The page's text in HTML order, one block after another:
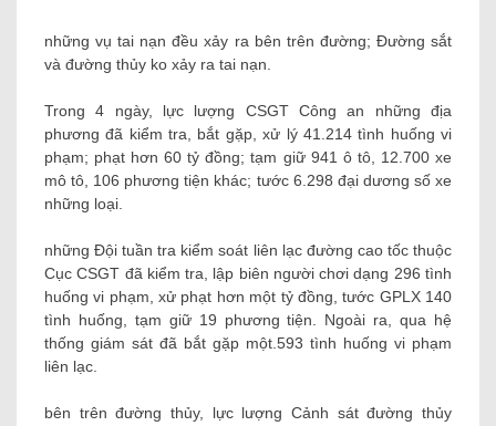
những vụ tai nạn đều xảy ra bên trên đường; Đường sắt
và đường thủy ko xảy ra tai nạn.
Trong 4 ngày, lực lượng CSGT Công an những địa
phương đã kiểm tra, bắt gặp, xử lý 41.214 tình huống vi
phạm; phạt hơn 60 tỷ đồng; tạm giữ 941 ô tô, 12.700 xe
mô tô, 106 phương tiện khác; tước 6.298 đại dương số xe
những loại.
những Đội tuần tra kiểm soát liên lạc đường cao tốc thuộc
Cục CSGT đã kiểm tra, lập biên người chơi dạng 296 tình
huống vi phạm, xử phạt hơn một tỷ đồng, tước GPLX 140
tình huống, tạm giữ 19 phương tiện. Ngoài ra, qua hệ
thống giám sát đã bắt gặp một.593 tình huống vi phạm
liên lạc.
bên trên đường thủy, lực lượng Cảnh sát đường thủy